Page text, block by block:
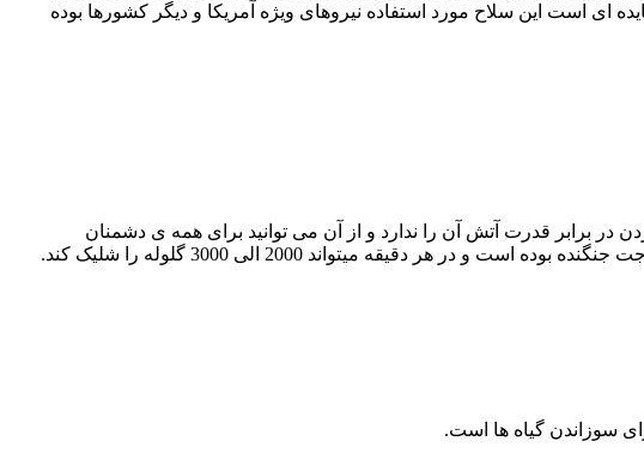
ای است این سلاح مورد استفاده نیروهای ویژه آمریکا و دیگر کشورها بوده
برابر قدرت آتش آن را ندارد و از آن می توانید برای همه ی دشمنان
هر دقیقه میتواند 2000 الی 3000 گلوله را شلیک کند.
سوزاندن گیاه ها است.